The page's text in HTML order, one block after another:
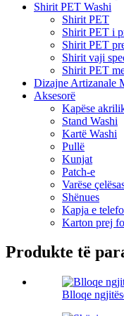
Shirit PET Washi
Shirit PET
Shirit PET i
Shirit PET
Shirit vaji
Shirit PET
Dizajne Artizanale
Aksesorë
Kapëse
Stand Washi
Kartë Washi
Pullë
Kunjat
Patch-e
Varëse
Shënues
Kapja e
Karton prej
Produkte të
Blloqe